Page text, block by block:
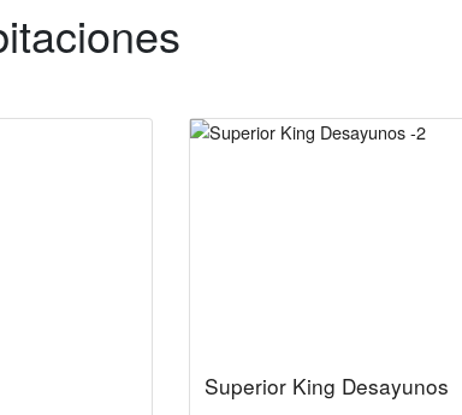
Superior King Desayunos